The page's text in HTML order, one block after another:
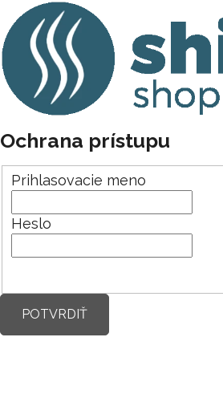
Ochrana prístupu
Prihlasovacie meno
Heslo
POTVRDIŤ